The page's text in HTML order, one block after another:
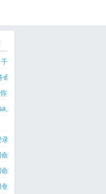
万不要用ChatPPT，浪费时间！
令 解决laravel日志权限问题 宝
如何让微信表情包背景为透明
等文件正确权限规则
不上去 有pem私钥文件依然要
令 - Linux中的网络管理命令（
令 - Linux中的网络管理命令（
业经验微信交流群